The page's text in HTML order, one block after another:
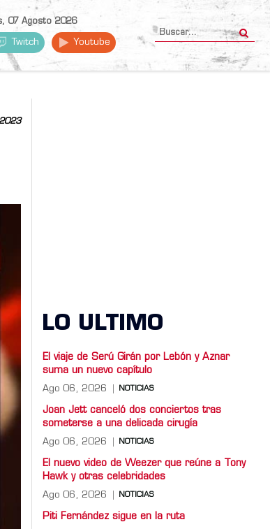
07 Agosto 2026
Twitch Youtube
LO ULTIMO
El viaje de Serú Girán por Lebón y Aznar
suma un nuevo capítulo
Ago 06, 2026 NOTICIAS
Joan Jett canceló dos conciertos tras
someterse a una delicada cirugía
Ago 06, 2026 NOTICIAS
El nuevo video de Weezer que reúne a Tony
Hawk y otras celebridades
Ago 06, 2026 NOTICIAS
Piti Fernández sigue en la ruta